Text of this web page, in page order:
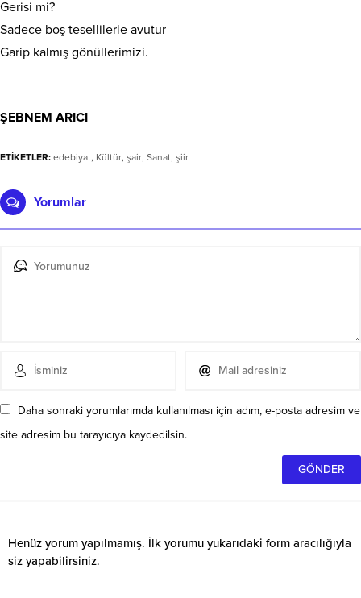
Gerisi mi?
Sadece boş tesellilerle avutur
Garip kalmış gönüllerimizi.
ŞEBNEM ARICI
ETİKETLER: edebiyat, Kültür, şair, Sanat, şiir
Yorumlar
Daha sonraki yorumlarımda kullanılması için adım, e-posta adresim ve
site adresim bu tarayıcıya kaydedilsin.
Henüz yorum yapılmamış. İlk yorumu yukarıdaki form aracılığıyla
siz yapabilirsiniz.